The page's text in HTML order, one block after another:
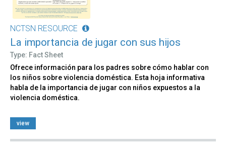
NCTSN RESOURCE
La importancia de jugar con sus hijos
Type: Fact Sheet
Ofrece información para los padres sobre cómo hablar con
los niños sobre violencia doméstica. Esta hoja informativa
habla de la importancia de jugar con niños expuestos a la
violencia doméstica.
view